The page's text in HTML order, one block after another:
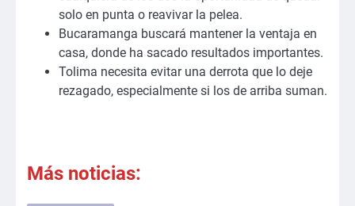
solo en punta o reavivar la pelea.
Bucaramanga buscará mantener la ventaja en
casa, donde ha sacado resultados importantes.
Tolima necesita evitar una derrota que lo deje
rezagado, especialmente si los de arriba suman.
Más noticias: